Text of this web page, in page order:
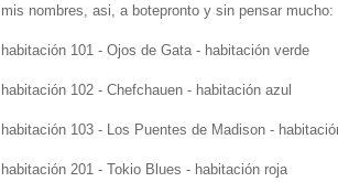
mis nombres, asi, a botepronto y sin pensar mucho:
habitación 101 - Ojos de Gata - habitación verde
habitación 102 - Chefchauen - habitación azul
habitación 103 - Los Puentes de Madison -
habitación 201 - Tokio Blues - habitación roja